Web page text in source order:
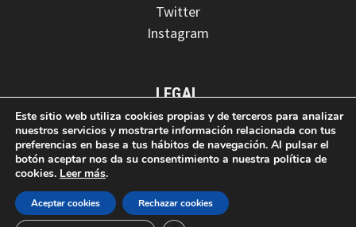
Twitter
Instagram
LEGAL
Aviso legal
Política de privacidad
Este sitio web utiliza cookies propias y de terceros para analizar
nuestros servicios y mostrarte información relacionada con tus
preferencias en base a tus hábitos de navegación. Al pulsar el
botón aceptar nos da su consentimiento a nuestra política de
cookies. Leer más.
Aceptar cookies Rechazar cookies